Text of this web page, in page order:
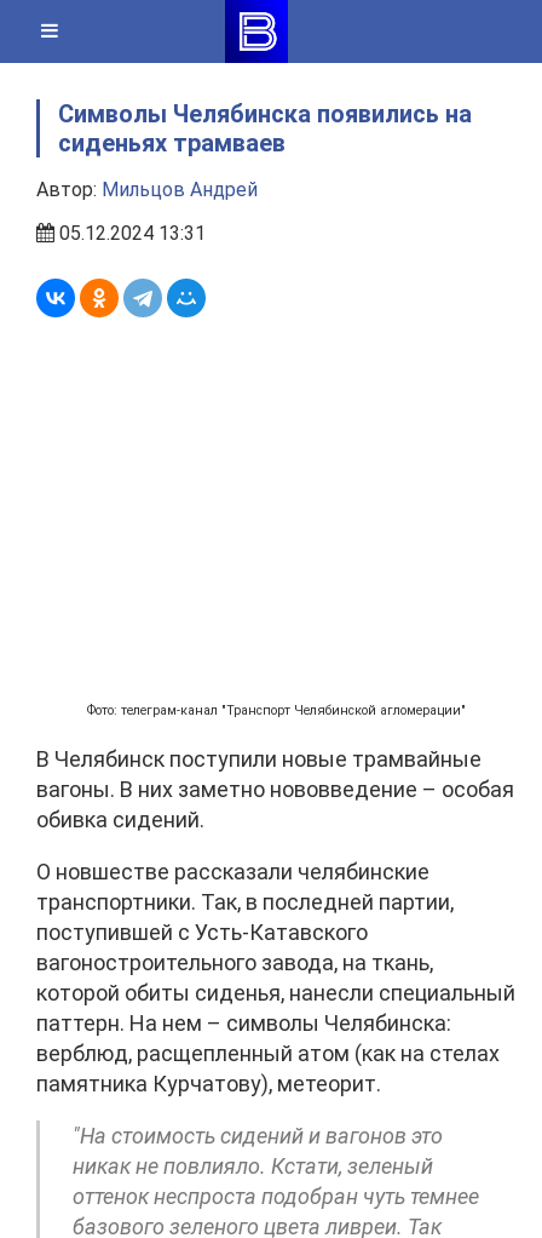
content
Символы Челябинска появились на
сиденьях трамваев
Автор: Мильцов Андрей
05.12.2024 13:31
Фото: телеграм-канал "Транспорт Челябинской агломерации"
В Челябинск поступили новые трамвайные
вагоны. В них заметно нововведение – особая
обивка сидений.
О новшестве рассказали челябинские
транспортники. Так, в последней партии,
поступившей с Усть-Катавского
вагоностроительного завода, на ткань,
которой обиты сиденья, нанесли специальный
паттерн. На нем – символы Челябинска:
верблюд, расщепленный атом (как на стелах
памятника Курчатову), метеорит.
"На стоимость сидений и вагонов это
никак не повлияло. Кстати, зеленый
оттенок неспроста подобран чуть темнее
базового зеленого цвета ливреи. Так